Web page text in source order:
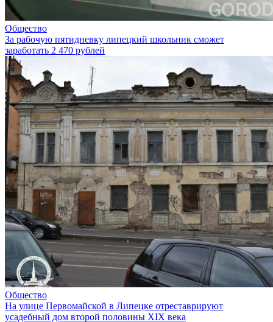
Общество
За рабочую пятидневку липецкий школьник сможет
заработать 2 470 рублей
Общество
На улице Первомайской в Липецке отреставрируют
усадебный дом второй половины XIX века